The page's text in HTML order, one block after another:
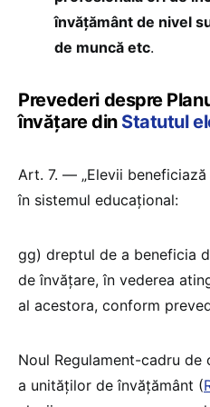
învățământ de nivel
de muncă etc.
Prevederi despre
învățare din Statutul
Art. 7. — „Elevii
în sistemul educațional:
gg) dreptul de a beneficia
de învățare, în vederea
al acestora, conform
Noul Regulament-cadru
a unităților de învățământ (